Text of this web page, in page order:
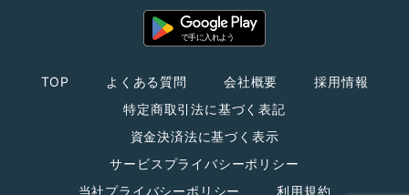
TOP よくある質問 会社概要
採用情報
特定商取引法に基づく表記
資金決済法に基づく表示
サービスプライバシーポリシー
当社プライバシーポリシー
利用規約